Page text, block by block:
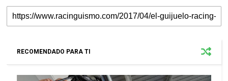
RECOMENDADO PARA TI